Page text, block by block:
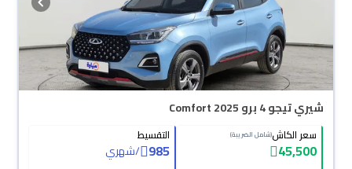
شيري تيجو 4 برو Comfort 2025
سعر الكاش(شامل الضريبة)
45,500
التقسيط
985
/شهري